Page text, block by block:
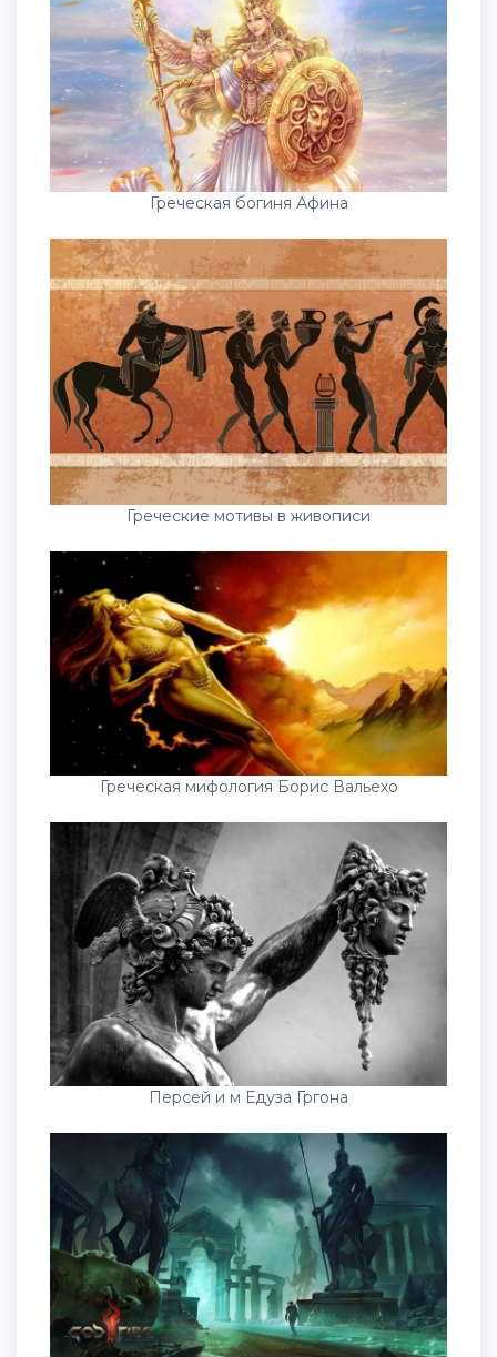
Греческая богиня Афина
Греческие мотивы в живописи
Греческая мифология Борис Вальехо
Персей и м Едуза Гргона